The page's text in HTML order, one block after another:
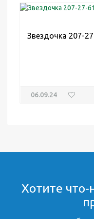
Звездочка 207-
06.09.24
Хотите что-